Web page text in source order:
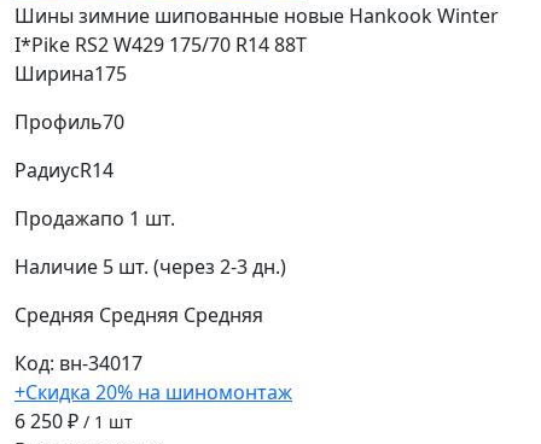
Шины зимние шипованные новые Hankook Winter
I*Pike RS2 W429 175/70 R14 88T
Ширина175
Профиль70
РадиусR14
Продажапо 1 шт.
Наличие 5 шт. (через 2-3 дн.)
Средняя Средняя Средняя
Код: вн-34017
+Скидка 20% на шиномонтаж
6 250 ₽ / 1 шт